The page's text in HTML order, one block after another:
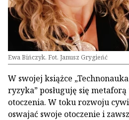
Ewa Bińczyk. Fot. Janusz Grygieńć
W swojej książce
ryzyka” posługuję się
otoczenia. W toku rozwoju
oswajać swoje otoczenie i